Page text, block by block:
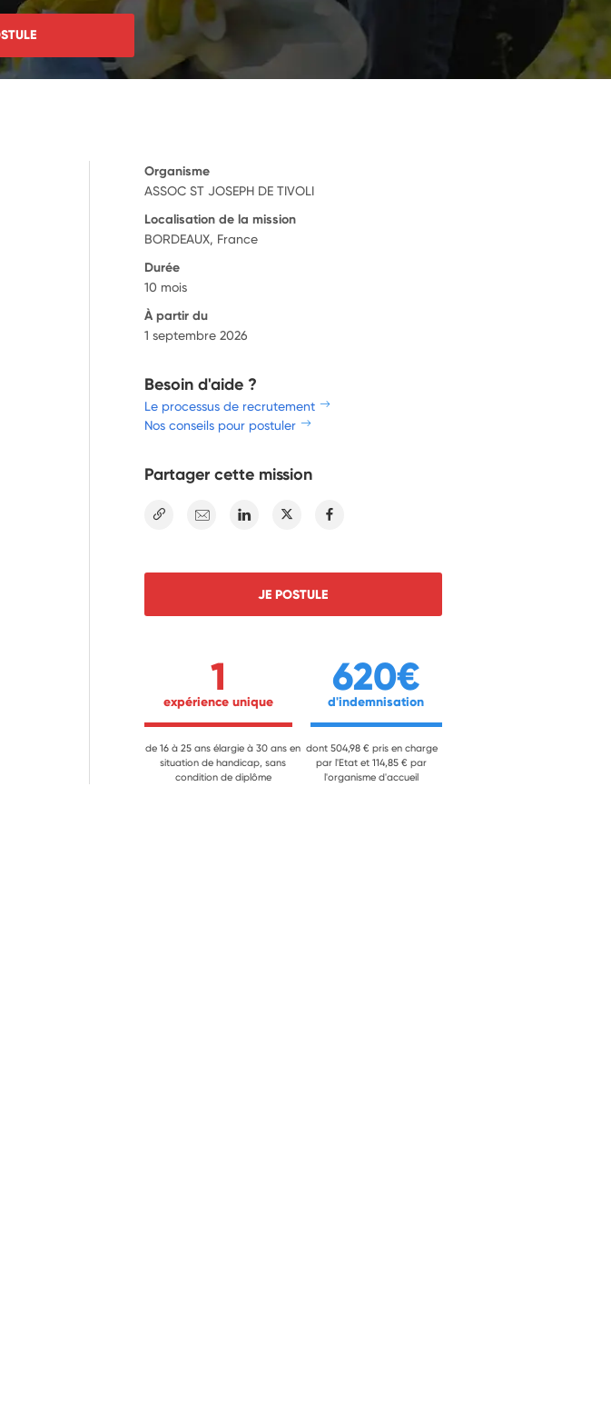
Organisme
ASSOC ST JOSEPH DE TIVOLI
Localisation de la mission
BORDEAUX, France
Durée
10 mois
À partir du
1 septembre 2026
Besoin d'aide ?
Le processus de recrutement
Nos conseils pour postuler
Partager cette mission
E-mail Linkedin Twitter
JE POSTULE
1
expérience unique
de 16 à 25 ans élargie à 30 ans en
situation de handicap, sans
condition de diplôme
620€
d'indemnisation
dont 504,98 € pris en charge
par l'Etat et 114,85 € par
l'organisme d'accueil